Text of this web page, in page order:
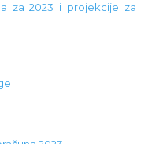
za 2023 i projekcije za